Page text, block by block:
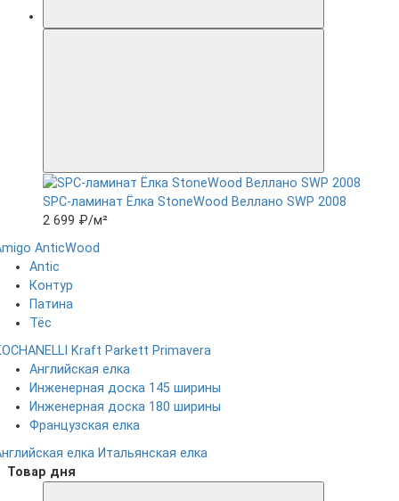
SPC-ламинат Ëлка StoneWood Веллано SWP 2008
2 699 ₽/м²
AnticWood
Antic
Контур
Патина
Тёс
Kraft Parkett Primavera
Английская елка
Инженерная доска 145 ширины
Инженерная доска 180 ширины
Французская елка
елка Итальянская елка
Товар дня